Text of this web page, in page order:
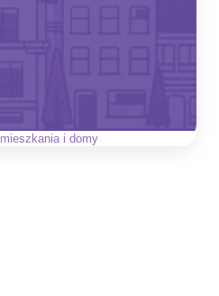
mieszkania i domy